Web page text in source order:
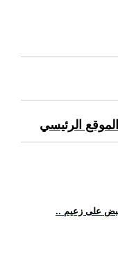
الرئيسي
على زعيم